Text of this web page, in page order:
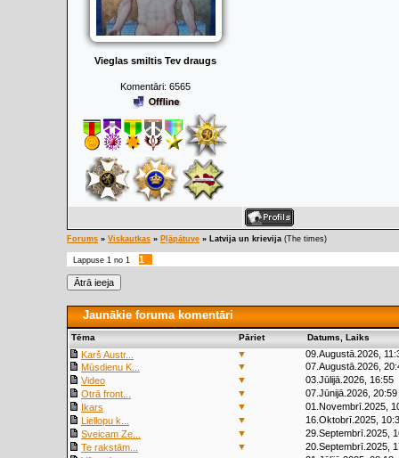
Vieglas smiltis Tev draugs
Komentāri: 6565
Forums » Viskautkas » Pļāpātuve » Latvija un krievija (The times)
Lappuse 1 no 1 1
Jaunākie foruma komentāri
Tēma Pāriet Datums, Laiks
Karš Austr... ▼
09.Augustā.2026,
Mūsdienu K...
▼
07.Augustā.2026,
Video
▼
03.Jūlijā.2026, 16:55
Otrā front...
▼
07.Jūnijā.2026, 20:59
Ikars
▼
01.Novembrī.2025,
Liellopu k...
▼
16.Oktobrī.2025,
Sveicam Ze...
▼
29.Septembrī.2025,
Te rakstām...
▼
20.Septembrī.2025,